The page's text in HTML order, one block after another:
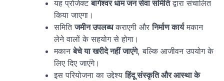
यह प्रोजेक्टबागेश्वर धाम जन सेवा समितिद्वारा संचालित
किया जाएगा।
समितिजमीन उपलब्धकराएगी औरनिर्माण कार्यमकान
लेने वालों के सहयोग से होगा।
मकानबेचे या खरीदे नहीं जाएंगे, बल्कि आजीवन उपयोग के
लिए दिए जाएंगे।
इस परियोजना का उद्देश्यहिंदू संस्कृति और आस्था के